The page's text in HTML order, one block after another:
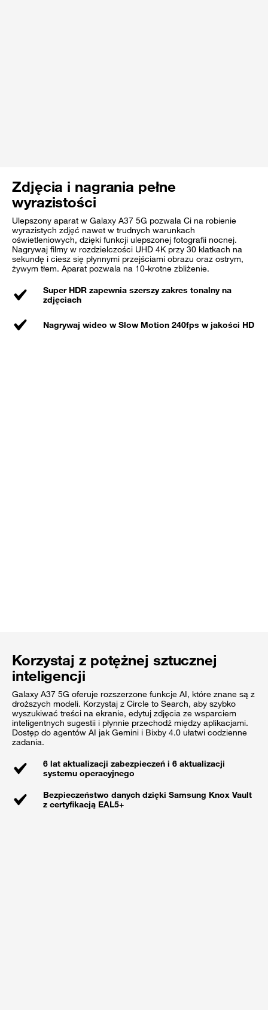
Zdjęcia i nagrania pełne
wyrazistości
Ulepszony aparat w Galaxy A37 5G pozwala Ci na robienie
wyrazistych zdjęć nawet w trudnych warunkach
oświetleniowych, dzięki funkcji ulepszonej fotografii nocnej.
Nagrywaj filmy w rozdzielczości UHD 4K przy 30 klatkach na
sekundę i ciesz się płynnymi przejściami obrazu oraz ostrym,
żywym tłem. Aparat pozwala na 10-krotne zbliżenie.
Super HDR zapewnia szerszy zakres tonalny na
zdjęciach
Nagrywaj wideo w Slow Motion 240fps w jakości HD
Korzystaj z potężnej sztucznej
inteligencji
Galaxy A37 5G oferuje rozszerzone funkcje AI, które znane są z
droższych modeli. Korzystaj z Circle to Search, aby szybko
wyszukiwać treści na ekranie, edytuj zdjęcia ze wsparciem
inteligentnych sugestii i płynnie przechodź między aplikacjami.
Dostęp do agentów AI jak Gemini i Bixby 4.0 ułatwi codzienne
zadania.
6 lat aktualizacji zabezpieczeń i 6 aktualizacji
systemu operacyjnego
Bezpieczeństwo danych dzięki Samsung Knox Vault
z certyfikacją EAL5+